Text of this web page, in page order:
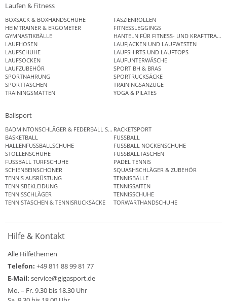
Laufen & Fitness
BOXSACK & BOXHANDSCHUHE
FASZIENROLLEN
HEIMTRAINER & ERGOMETER
FITNESSLEGGINGS
GYMNASTIKBÄLLE
HANTELN FÜR FITNESS- UND
LAUFHOSEN
LAUFJACKEN UND LAUFWESTEN
LAUFSCHUHE
LAUFSHIRTS UND LAUFTOPS
LAUFSOCKEN
LAUFUNTERWÄSCHE
LAUFZUBEHÖR
SPORT BH & BRAS
SPORTNAHRUNG
SPORTRUCKSÄCKE
SPORTTASCHEN
TRAININGSANZÜGE
TRAININGSMATTEN
YOGA & PILATES
Ballsport
BADMINTONSCHLÄGER & FEDERBALL SETSRACKETSPORT
BASKETBALL
FUSSBALL
HALLENFUSSBALLSCHUHE
FUSSBALL NOCKENSCHUHE
STOLLENSCHUHE
FUSSBALLTASCHEN
FUSSBALL TURFSCHUHE
PADEL TENNIS
SCHIENBEINSCHONER
SQUASHSCHLÄGER & ZUBEHÖR
TENNIS AUSRÜSTUNG
TENNISBÄLLE
TENNISBEKLEIDUNG
TENNISSAITEN
TENNISSCHLÄGER
TENNISSCHUHE
TENNISTASCHEN & TENNISRUCKSÄCKE
TORWARTHANDSCHUHE
Hilfe & Kontakt
Alle Hilfethemen
Telefon: +49 811 88 99 81 77
E-Mail: service@gigasport.de
Mo. – Fr. 9.30 bis 18.30 Uhr